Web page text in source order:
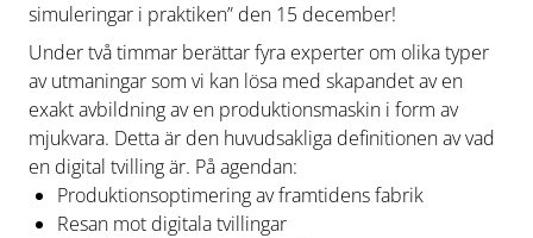
simuleringar i praktiken” den 15 december!
Under två timmar berättar fyra experter om olika typer
av utmaningar som vi kan lösa med skapandet av en
exakt avbildning av en produktionsmaskin i form av
mjukvara. Detta är den huvudsakliga definitionen av vad
en digital tvilling är. På agendan:
Produktionsoptimering av framtidens fabrik
Resan mot digitala tvillingar